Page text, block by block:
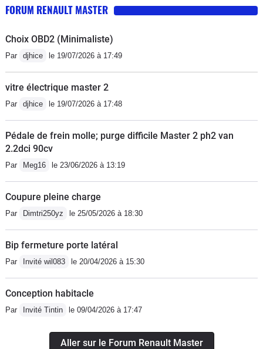
FORUM RENAULT MASTER
Choix OBD2 (Minimaliste)
Par djhice le 19/07/2026 à 17:49
vitre électrique master 2
Par djhice le 19/07/2026 à 17:48
Pédale de frein molle; purge difficile Master 2 ph2 van
2.2dci 90cv
Par Meg16 le 23/06/2026 à 13:19
Coupure pleine charge
Par Dimtri250yz le 25/05/2026 à 18:30
Bip fermeture porte latéral
Par Invité wil083 le 20/04/2026 à 15:30
Conception habitacle
Par Invité Tintin le 09/04/2026 à 17:47
Aller sur le Forum Renault Master